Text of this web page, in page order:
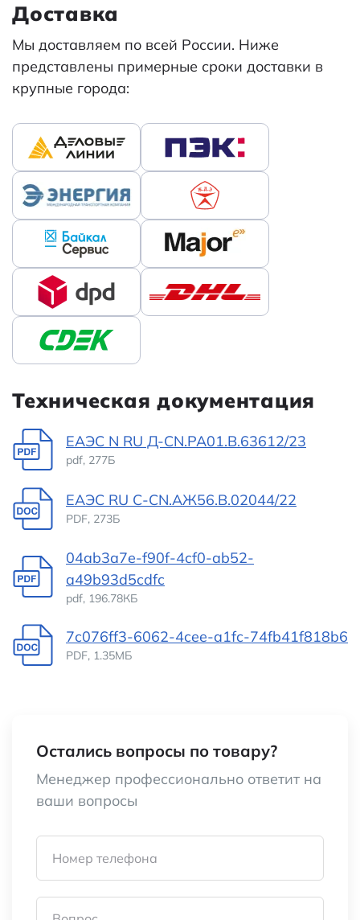
Доставка
Мы доставляем по всей России. Ниже
представлены примерные сроки доставки в
крупные города:
Техническая документация
ЕАЭС N RU Д-CN.РА01.В.63612/23
pdf, 277Б
ЕАЭС RU С-CN.АЖ56.В.02044/22
PDF, 273Б
04ab3a7e-f90f-4cf0-ab52-
a49b93d5cdfc
pdf, 196.78КБ
7c076ff3-6062-4cee-a1fc-74fb41f818b6
PDF, 1.35МБ
Остались вопросы по товару?
Менеджер профессионально ответит на
ваши вопросы
Номер телефона